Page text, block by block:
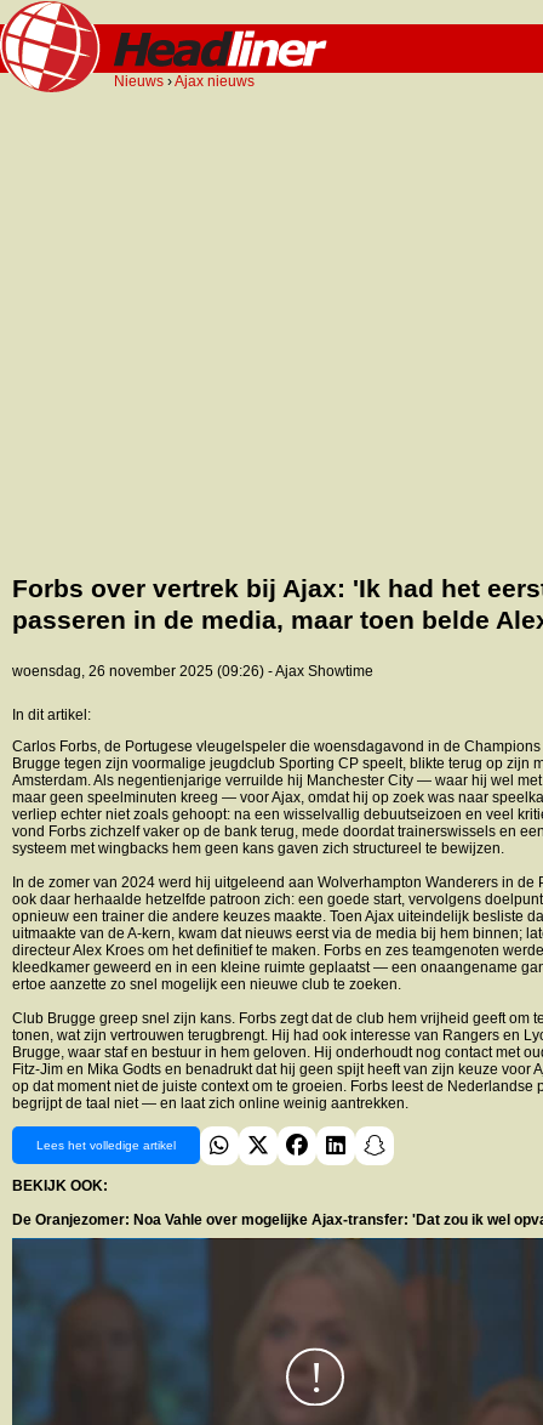
Nieuws ›Ajax nieuws
Forbs over vertrek bij Ajax: 'Ik had het
passeren in de media, maar toen belde
woensdag, 26 november 2025 (09:26) - Ajax Showtime
In dit artikel:
Carlos Forbs, de Portugese vleugelspeler die woensdagavond in de
Brugge tegen zijn voormalige jeugdclub Sporting CP speelt, blikte terug op zijn
Amsterdam. Als negentienjarige verruilde hij Manchester City — waar hij wel
maar geen speelminuten kreeg — voor Ajax, omdat hij op zoek was naar
verliep echter niet zoals gehoopt: na een wisselvallig debuutseizoen en veel
vond Forbs zichzelf vaker op de bank terug, mede doordat trainerswissels en
systeem met wingbacks hem geen kans gaven zich structureel te bewijzen.
In de zomer van 2024 werd hij uitgeleend aan Wolverhampton Wanderers in de
ook daar herhaalde hetzelfde patroon zich: een goede start, vervolgens
opnieuw een trainer die andere keuzes maakte. Toen Ajax uiteindelijk besliste
uitmaakte van de A-kern, kwam dat nieuws eerst via de media bij hem binnen;
directeur Alex Kroes om het definitief te maken. Forbs en zes teamgenoten
kleedkamer geweerd en in een kleine ruimte geplaatst — een onaangename
ertoe aanzette zo snel mogelijk een nieuwe club te zoeken.
Club Brugge greep snel zijn kans. Forbs zegt dat de club hem vrijheid geeft om
tonen, wat zijn vertrouwen terugbrengt. Hij had ook interesse van Rangers en
Brugge, waar staf en bestuur in hem geloven. Hij onderhoudt nog contact met
Fitz-Jim en Mika Godts en benadrukt dat hij geen spijt heeft van zijn keuze voor
op dat moment niet de juiste context om te groeien. Forbs leest de
begrijpt de taal niet — en laat zich online weinig aantrekken.
Lees het volledige artikel
BEKIJK OOK:
De Oranjezomer: Noa Vahle over mogelijke Ajax-transfer: 'Dat zou ik wel